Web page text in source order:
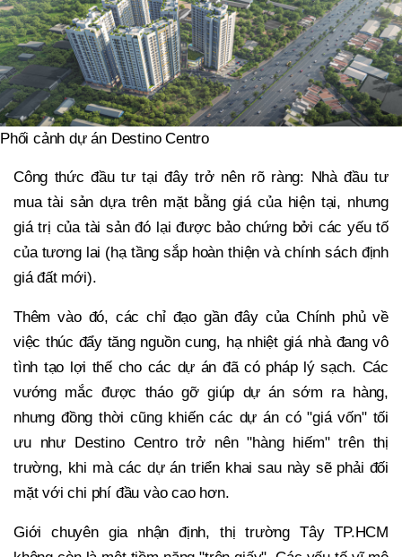
Phối cảnh dự án Destino Centro
Công thức đầu tư tại đây trở nên rõ ràng: Nhà đầu tư
mua tài sản dựa trên mặt bằng giá của hiện tại, nhưng
giá trị của tài sản đó lại được bảo chứng bởi các yếu tố
của tương lai (hạ tầng sắp hoàn thiện và chính sách định
giá đất mới).
Thêm vào đó, các chỉ đạo gần đây của Chính phủ về
việc thúc đẩy tăng nguồn cung, hạ nhiệt giá nhà đang vô
tình tạo lợi thế cho các dự án đã có pháp lý sạch. Các
vướng mắc được tháo gỡ giúp dự án sớm ra hàng,
nhưng đồng thời cũng khiến các dự án có "giá vốn" tối
ưu như Destino Centro trở nên "hàng hiếm" trên thị
trường, khi mà các dự án triển khai sau này sẽ phải đối
mặt với chi phí đầu vào cao hơn.
Giới chuyên gia nhận định, thị trường Tây TP.HCM